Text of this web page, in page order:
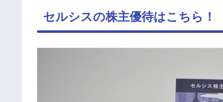
セルシスの株主優待はこちら！